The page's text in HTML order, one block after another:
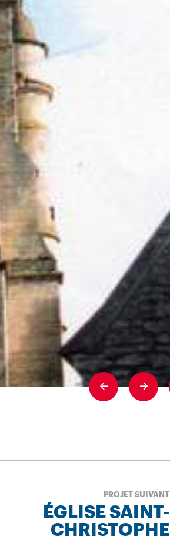
PreviousNext
PROJET SUIVANT
ÉGLISE SAINT-
CHRISTOPHE